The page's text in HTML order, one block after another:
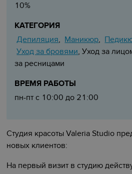
10%
КАТЕГОРИЯ
Депиляция, Маникюр,
Уход за бровями, Уход за
за ресницами
ВРЕМЯ РАБОТЫ
пн-пт с 10:00 до 21:00
Студия красоты Valeria Studio
новых клиентов:
На первый визит в студию